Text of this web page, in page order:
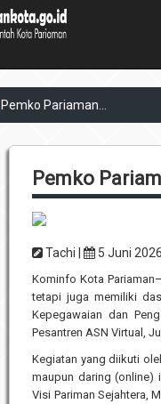
Pemko Pariaman...
Pemko
Tachi | 5 Juni 2026
Kominfo Kota
tetapi juga memiliki
Kepegawaian dan
Pesantren ASN Virtual,
Kegiatan yang diikuti
maupun daring (online)
Visi Pariman Sejahtera,